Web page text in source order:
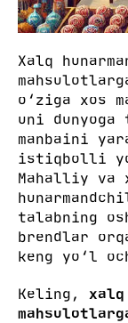
Xalq
o‘ziga xos
uni
manbaini
istiqbolli
Mahalliy va
talabning
brendlar
keng yo‘l
Keling,